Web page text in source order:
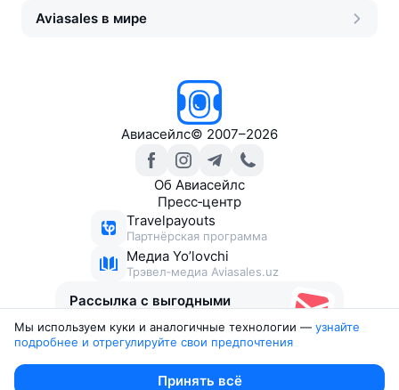
Aviasales в мире
Авиасейлс© 2007–2026
Об Авиасейлс
Пресс‑центр
Travelpayouts
Партнёрская программа
Медиа Yo’lovchi
Трэвел‑медиа Aviasales.uz
Рассылка с выгодными
Юридические документы
Мы используем куки и аналогичные технологии — узнайте
подробнее и отрегулируйте свои предпочтения
Принять всё